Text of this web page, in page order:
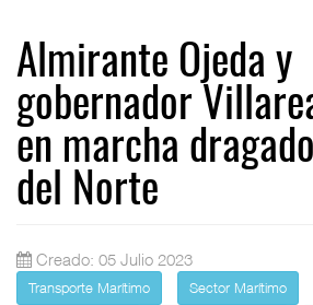
Almirante Ojeda y
gobernador
en marcha
del Norte
Creado: 05 Julio 2023
Transporte Marítimo Sector Marítimo